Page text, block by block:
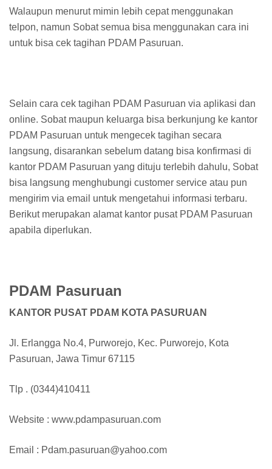
Walaupun menurut mimin lebih cepat menggunakan
telpon, namun Sobat semua bisa menggunakan cara ini
untuk bisa cek tagihan PDAM Pasuruan.
Selain cara cek tagihan PDAM Pasuruan via aplikasi dan
online. Sobat maupun keluarga bisa berkunjung ke kantor
PDAM Pasuruan untuk mengecek tagihan secara
langsung, disarankan sebelum datang bisa konfirmasi di
kantor PDAM Pasuruan yang dituju terlebih dahulu, Sobat
bisa langsung menghubungi customer service atau pun
mengirim via email untuk mengetahui informasi terbaru.
Berikut merupakan alamat kantor pusat PDAM Pasuruan
apabila diperlukan.
PDAM Pasuruan
KANTOR PUSAT PDAM KOTA PASURUAN
Jl. Erlangga No.4, Purworejo, Kec. Purworejo, Kota
Pasuruan, Jawa Timur 67115
Tlp . (0344)410411
Website : www.pdampasuruan.com
Email : Pdam.pasuruan@yahoo.com